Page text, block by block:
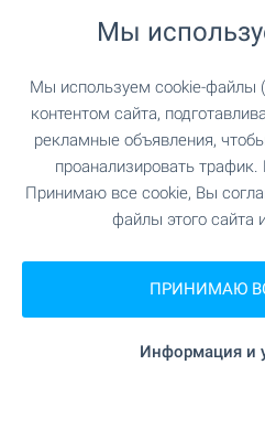
Лучшая
море в
Недвижимость на
Черного моря на
неизменно сохраняет
среди европейцев, так и
Мы
Мы используем cookie-файлы
контентом сайта,
рекламные объявления,
проанализировать
Принимаю все cookie, Вы
файлы этого сайта
ПРИНИМАЮ
Информация и